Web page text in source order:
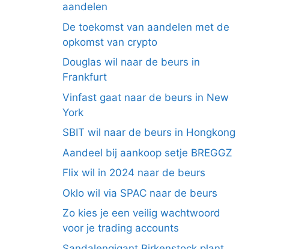
aandelen
De toekomst van aandelen met de
opkomst van crypto
Douglas wil naar de beurs in
Frankfurt
Vinfast gaat naar de beurs in New
York
SBIT wil naar de beurs in Hongkong
Aandeel bij aankoop setje BREGGZ
Flix wil in 2024 naar de beurs
Oklo wil via SPAC naar de beurs
Zo kies je een veilig wachtwoord
voor je trading accounts